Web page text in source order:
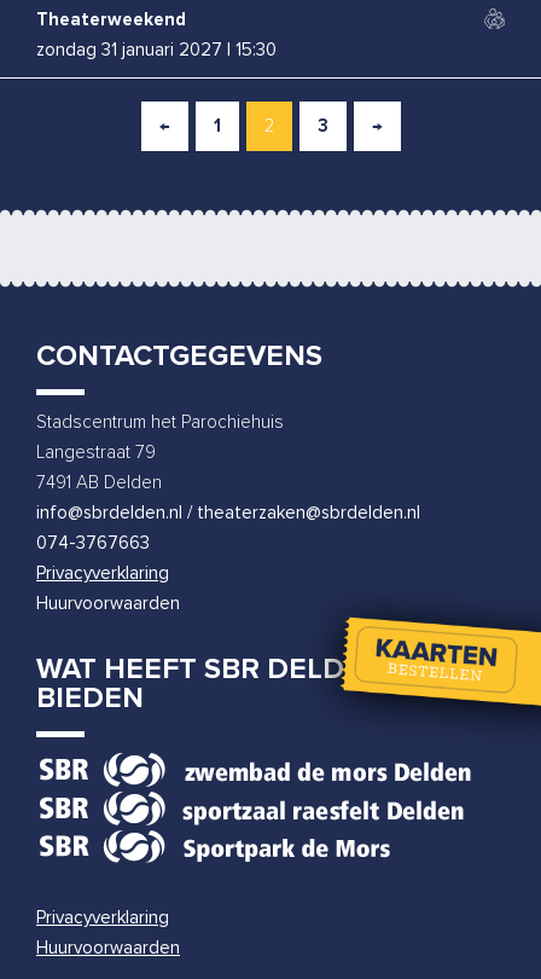
Theaterweekend
zondag 31 januari 2027
15:30
Boban Braspenning
woensdag 3 februari 2027
|20:00
zaterdag 13 februari 2027| 20:00
Rapalje
vrijdag 26 maart 2027
Tobi Kooiman
woensdag 31 maart 2027
← 1 2 3 →
CONTACTGEGEVENS
Stadscentrum het Parochiehuis
Langestraat 79
7491 AB Delden
info@sbrdelden.nl / theaterzaken@sbrdelden.nl
074-3767663
Privacyverklaring
Huurvoorwaarden
WAT HEEFT SBR DELDEN TE
BIEDEN
Privacyverklaring
Huurvoorwaarden